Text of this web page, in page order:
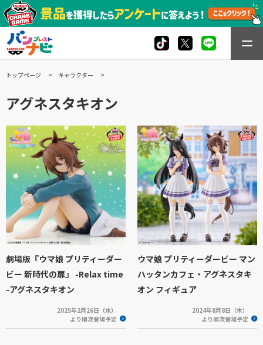
トップページ キャラクター
アグネスタキオン
劇場版『ウマ娘 プリティーダー
ビー 新時代の扉』 -Relax time
-アグネスタキオン
2025年2月26日（水）
より順次登場予定
ウマ娘 プリティーダービー マン
ハッタンカフェ・アグネスタキ
オン フィギュア
2024年8月8日（木）
より順次登場予定